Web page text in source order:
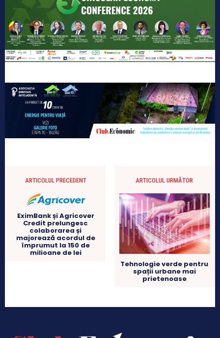
ARTICOLUL PRECEDENT
EximBank și Agricover
Credit prelungesc
colaborarea și
majorează acordul de
împrumut la 150 de
milioane de lei
ARTICOLUL URMĂTOR
Tehnologie verde pentru
spații urbane mai
prietenoase